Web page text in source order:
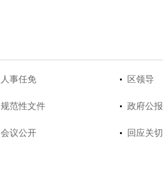
人事任免 区领导
规范性文件 政府公报
会议公开 回应关切